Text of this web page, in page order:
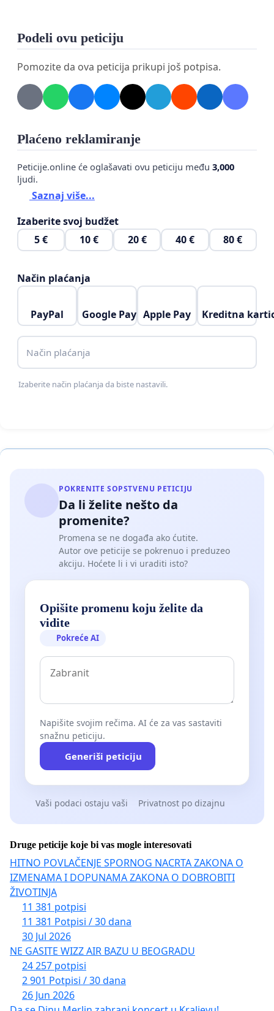
Podeli ovu peticiju
Pomozite da ova peticija prikupi još potpisa.
Plaćeno reklamiranje
Peticije.online će oglašavati ovu peticiju među 3,000
ljudi.
Saznaj više...
Izaberite svoj budžet
5 €
10 € 20 € 40 € 80 €
Način plaćanja
PayPal Google Pay Apple Pay Kreditna
Način plaćanja
Izaberite način plaćanja da biste nastavili.
POKRENITE SOPSTVENU PETICIJU
Da li želite nešto da
promenite?
Promena se ne događa ako ćutite.
Autor ove peticije se pokrenuo i preduzeo
akciju. Hoćete li i vi uraditi isto?
Opišite promenu koju želite da
vidite
Pokreće AI
Napišite svojim rečima. AI će za vas sastaviti
snažnu peticiju.
Generiši peticiju
Vaši podaci ostaju vaši Privatnost po dizajnu
Druge peticije koje bi vas mogle interesovati
HITNO POVLAČENJE SPORNOG NACRTA ZAKONA O
IZMENAMA I DOPUNAMA ZAKONA O DOBROBITI
ŽIVOTINJA
11 381 potpisi
11 381 Potpisi / 30 dana
30 Jul 2026
NE GASITE WIZZ AIR BAZU U BEOGRADU
24 257 potpisi
2 901 Potpisi / 30 dana
26 Jun 2026